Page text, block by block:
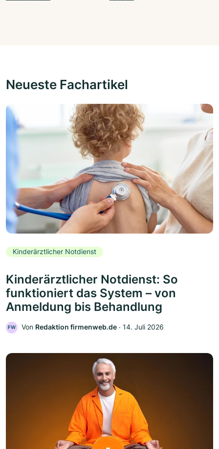
Neueste Fachartikel
Kinderärztlicher Notdienst
Kinderärztlicher Notdienst: So
funktioniert das System – von
Anmeldung bis Behandlung
FW Von Redaktion firmenweb.de ‧ 14. Juli 2026